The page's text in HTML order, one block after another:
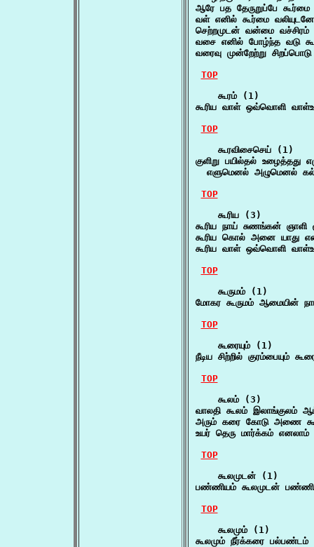
ஆரே பத தேருறுப்பே
வள் எனில் கூர்மை
செற்றமுடன் வன்மை
வசை எனில் போழ்ந்த வடு
வரைவு முன்றேற்று
TOP
    கூரம் (1)
கூரிய வாள் ஒவ்வொளி
TOP
    கூரவிசைசெய் (1)
குளிறு பயில்தல் உழைத்தது
எளுமெனல் அழுமெனல்
TOP
    கூரிய (3)
கூரிய நாய் சுணங்கன்
கூரிய கொல் அனை யாது
கூரிய வாள் ஒவ்வொளி
TOP
    கூருமம் (1)
மோகர கூருமம் ஆமையின்
TOP
    கூரையும் (1)
நீடிய சிற்றில் குரம்பையும்
TOP
    கூலம் (3)
வாலதி கூலம் இலாங்குலம்
அரும் கரை கோடு அணை
உயர் தெரு மார்க்கம்
TOP
    கூலமுடன் (1)
பண்ணியம் கூலமுடன்
TOP
    கூலமும் (1)
கூலமும் நீர்க்கரை